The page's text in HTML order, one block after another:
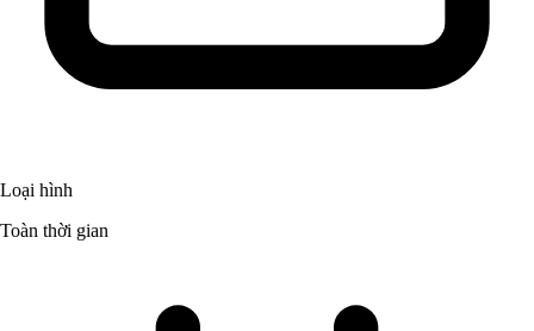
Loại hình
Toàn thời gian